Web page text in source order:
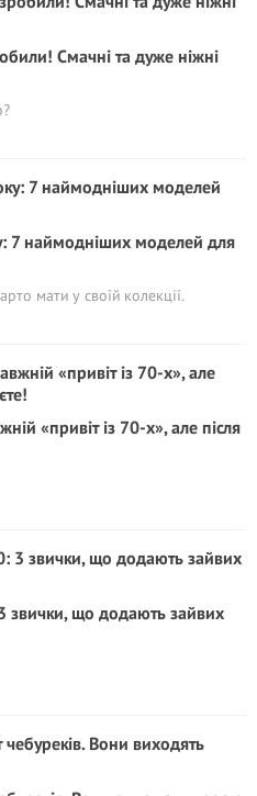
Смачні та дуже ніжні
7 наймодніших моделей для
мати у своїй колекції.
«привіт із 70-х», але після
звички, що додають зайвих